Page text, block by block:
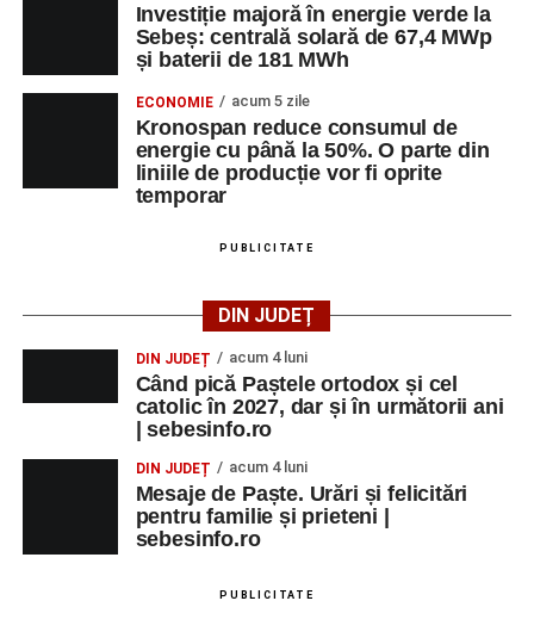
Investiție majoră în energie verde la
Sebeș: centrală solară de 67,4 MWp
și baterii de 181 MWh
ECONOMIE acum 5 zile
Kronospan reduce consumul de
energie cu până la 50%. O parte din
liniile de producție vor fi oprite
temporar
PUBLICITATE
DIN JUDEȚ
DIN JUDEȚ acum 4 luni
Când pică Paștele ortodox și cel
catolic în 2027, dar și în următorii ani
| sebesinfo.ro
DIN JUDEȚ acum 4 luni
Mesaje de Paște. Urări și felicitări
pentru familie și prieteni |
sebesinfo.ro
PUBLICITATE